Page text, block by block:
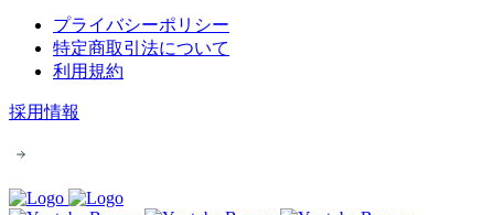
プライバシーポリシー
特定商取引法について
利用規約
採用情報